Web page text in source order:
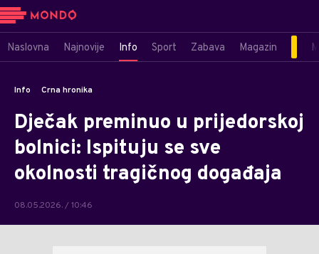
Naslovna Najnovije Info Sport Zabava Magazin
Info Crna hronika
Dječak preminuo u prijedorskoj
bolnici: Ispituju se sve
okolnosti tragičnog događaja
08.05.2026. / 10:46